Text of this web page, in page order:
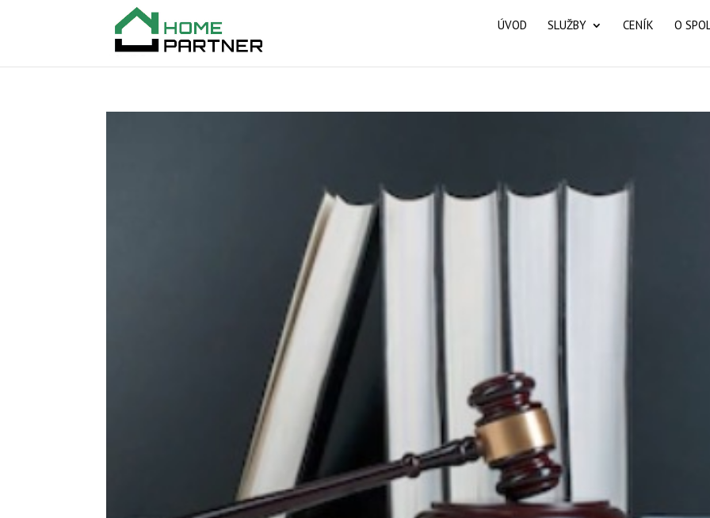
ÚVOD SLUŽBY CENÍK O